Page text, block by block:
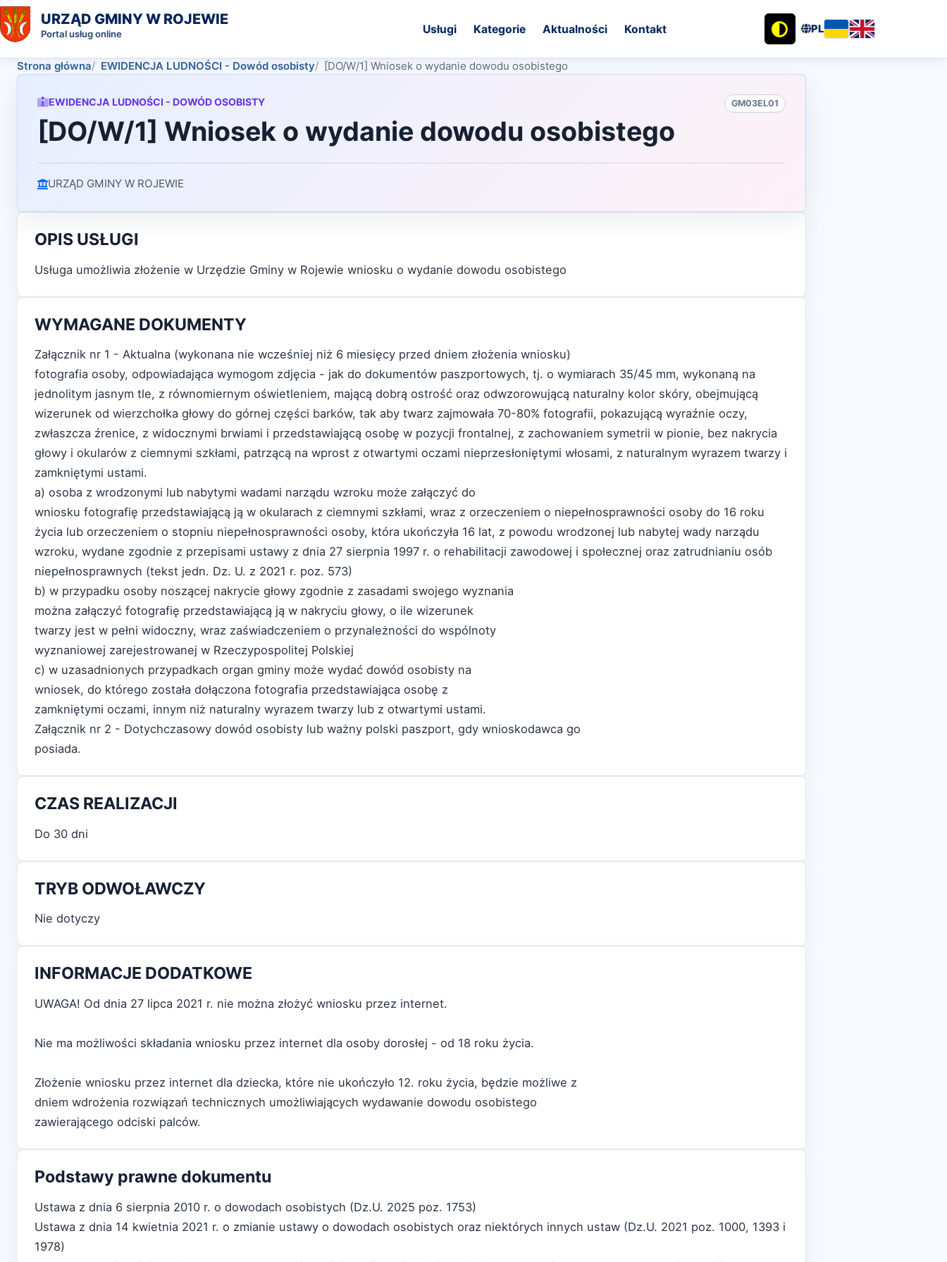
URZĄD GMINY W ROJEWIE
Portal usług online Usługi Kategorie Aktualności Kontakt PL
Strona główna EWIDENCJA LUDNOŚCI - Dowód osobisty [DO/W/1] Wniosek o wydanie dowodu osobistego
EWIDENCJA LUDNOŚCI - DOWÓD OSOBISTY GM03EL01
[DO/W/1] Wniosek o wydanie dowodu osobistego
URZĄD GMINY W ROJEWIE
OPIS USŁUGI
Usługa umożliwia złożenie w Urzędzie Gminy w Rojewie wniosku o wydanie dowodu osobistego
WYMAGANE DOKUMENTY
Załącznik nr 1 - Aktualna (wykonana nie wcześniej niż 6 miesięcy przed dniem złożenia wniosku)
fotografia osoby, odpowiadająca wymogom zdjęcia - jak do dokumentów paszportowych, tj. o wymiarach 35/45 mm, wykonaną na
jednolitym jasnym tle, z równomiernym oświetleniem, mającą dobrą ostrość oraz odwzorowującą naturalny kolor skóry, obejmującą
wizerunek od wierzchołka głowy do górnej części barków, tak aby twarz zajmowała 70-80% fotografii, pokazującą wyraźnie oczy,
zwłaszcza źrenice, z widocznymi brwiami i przedstawiającą osobę w pozycji frontalnej, z zachowaniem symetrii w pionie, bez nakrycia
głowy i okularów z ciemnymi szkłami, patrzącą na wprost z otwartymi oczami nieprzesłoniętymi włosami, z naturalnym wyrazem twarzy i
zamkniętymi ustami.
a) osoba z wrodzonymi lub nabytymi wadami narządu wzroku może załączyć do
wniosku fotografię przedstawiającą ją w okularach z ciemnymi szkłami, wraz z orzeczeniem o niepełnosprawności osoby do 16 roku
życia lub orzeczeniem o stopniu niepełnosprawności osoby, która ukończyła 16 lat, z powodu wrodzonej lub nabytej wady narządu
wzroku, wydane zgodnie z przepisami ustawy z dnia 27 sierpnia 1997 r. o rehabilitacji zawodowej i społecznej oraz zatrudnianiu osób
niepełnosprawnych (tekst jedn. Dz. U. z 2021 r. poz. 573)
b) w przypadku osoby noszącej nakrycie głowy zgodnie z zasadami swojego wyznania
można załączyć fotografię przedstawiającą ją w nakryciu głowy, o ile wizerunek
twarzy jest w pełni widoczny, wraz zaświadczeniem o przynależności do wspólnoty
wyznaniowej zarejestrowanej w Rzeczypospolitej Polskiej
c) w uzasadnionych przypadkach organ gminy może wydać dowód osobisty na
wniosek, do którego została dołączona fotografia przedstawiająca osobę z
zamkniętymi oczami, innym niż naturalny wyrazem twarzy lub z otwartymi ustami.
Załącznik nr 2 - Dotychczasowy dowód osobisty lub ważny polski paszport, gdy wnioskodawca go
posiada.
CZAS REALIZACJI
Do 30 dni
TRYB ODWOŁAWCZY
Nie dotyczy
INFORMACJE DODATKOWE
UWAGA! Od dnia 27 lipca 2021 r. nie można złożyć wniosku przez internet.
Nie ma możliwości składania wniosku przez internet dla osoby dorosłej - od 18 roku życia.
Złożenie wniosku przez internet dla dziecka, które nie ukończyło 12. roku życia, będzie możliwe z
dniem wdrożenia rozwiązań technicznych umożliwiających wydawanie dowodu osobistego
zawierającego odciski palców.
Podstawy prawne dokumentu
Ustawa z dnia 6 sierpnia 2010 r. o dowodach osobistych (Dz.U. 2025 poz. 1753)
Ustawa z dnia 14 kwietnia 2021 r. o zmianie ustawy o dowodach osobistych oraz niektórych innych ustaw (Dz.U. 2021 poz. 1000, 1393 i
1978)